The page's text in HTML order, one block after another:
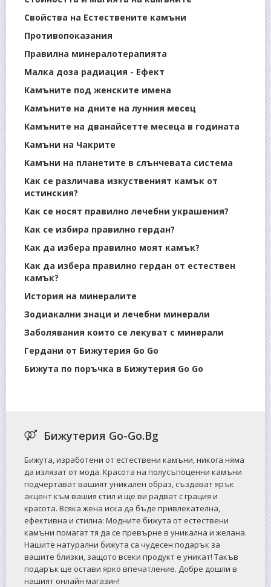
Свойства на Естествените камъни
Противопоказания
Правилна минералотерапията
Малка доза радиация - Ефект
Камъните под женските имена
Камъните на дните на лунния месец
Камъните на дванайсетте месеца в годината
Камъни на Чакрите
Камъни на планетите в слънчевата система
Как се различава изкуственият камък от
истинския?
Как се носят правилно лечебни украшения?
Как се избира правилно гердан?
Как да избера правилно моят камък?
Как да избера правилно гердан от естествен
камък?
История на минералите
Зодиакални знаци и лечебни минерали
Заболявания които се лекуват с минерали
Гердани от Бижутерия Go Go
Бижута по поръчка в Бижутерия Go Go
Бижутерия Go-Go.Bg
Бижута, изработени от естествени камъни, никога няма
да излязат от мода. Красота на полусъпоценни камъни
подчертават вашият уникален образ, създават ярък
акцент към вашия стил и ще ви радват с грация и
красота. Всяка жена иска да бъде привлекателна,
ефективна и стилна: Mодните бижута от естествени
камъни помагат тя да се превърне в уникална и желана.
Нашите натурални бижута са чудесен подарък за
вашите близки, защото всеки продукт е уникат! Такъв
подарък ще остави ярко впечатление. Добре дошли в
нашият онлайн магазин!